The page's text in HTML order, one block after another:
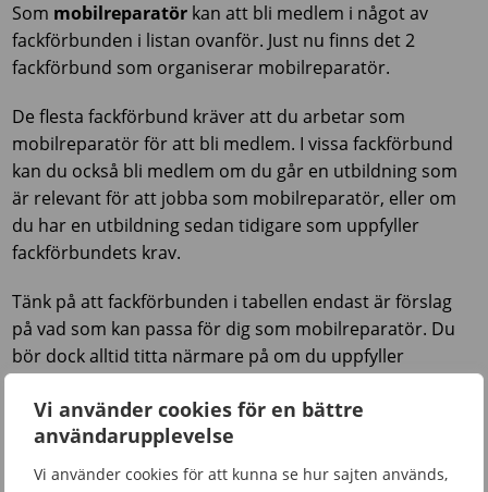
Vi använder cookies för en bättre
användarupplevelse
Vi använder cookies för att kunna se hur sajten används,
Som mobilreparatör kan att bli medlem i något av
fackförbunden i listan ovanför. Just nu finns det 2
fackförbund som organiserar mobilreparatör.
De flesta fackförbund kräver att du arbetar som
mobilreparatör för att bli medlem. I vissa fackförbund
kan du också bli medlem om du går en utbildning som
är relevant för att jobba som mobilreparatör, eller om
du har en utbildning sedan tidigare som uppfyller
fackförbundets krav.
Tänk på att fackförbunden i tabellen endast är förslag
på vad som kan passa för dig som mobilreparatör. Du
bör dock alltid titta närmare på om du uppfyller
fackförbundet i fråga om du är osäker på om du kan bli
medlem.
Så väljer du rätt fack som mobilreparatör